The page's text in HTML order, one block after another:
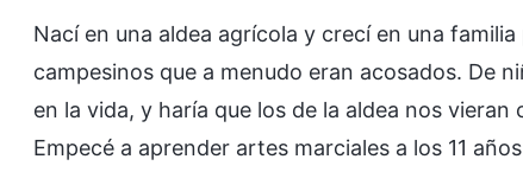
Nací en una aldea agrícola y crecí en una
campesinos que a menudo eran acosados. De
en la vida, y haría que los de la aldea nos
Empecé a aprender artes marciales a los 11